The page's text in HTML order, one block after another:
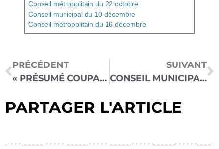
Conseil métropolitain du 22 octobre
Conseil municipal du 10 décembre
Conseil métropolitain du 16 décembre
PRÉCÉDENT
« PRÉSUMÉ COUPABLE » DOCUMENTAIRE D’AMNESTY INTERNATIONAL QUI DÉMONTRE MON INNOCENCE
SUIVANT
CONSEIL MUNICIPAL DE TOULOUSE – 8 FÉVRIER 2022 – MES INTERVENTIONS
PARTAGER L'ARTICLE